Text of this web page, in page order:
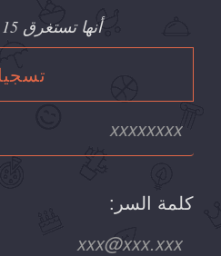
أنها تستغرق 15 ثانية فقط
تسجيل
كلمة السر: